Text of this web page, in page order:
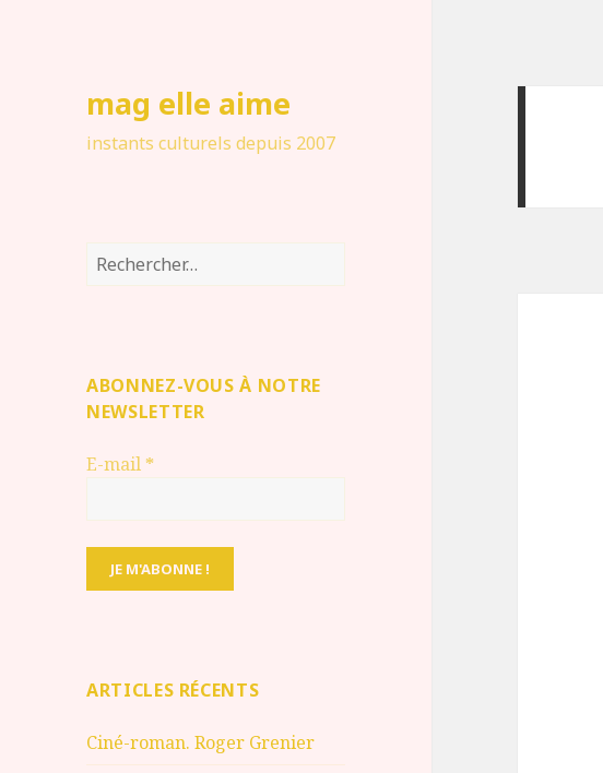
mag elle aime
instants culturels depuis 2007
Rechercher :
ABONNEZ-VOUS À NOTRE
NEWSLETTER
E-mail *
ARTICLES RÉCENTS
Ciné-roman. Roger Grenier